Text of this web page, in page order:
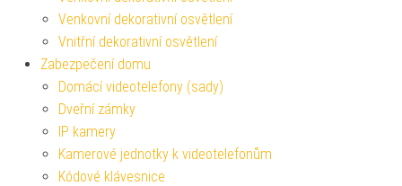
Venkovní dekorativní osvětlení
Vnitřní dekorativní osvětlení
Zabezpečení domu
Domácí videotelefony (sady)
Dveřní zámky
IP kamery
Kamerové jednotky k videotelefonům
Kódové klávesnice